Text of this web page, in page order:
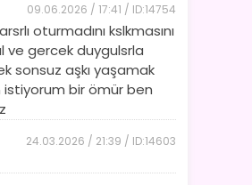
09.06.2026 / 17:41 / ID:14754
oturmadını kslkmasını
ve gercek duygulsrla
sonsuz aşkı yaşamak
bir ömür ben
24.03.2026 / 21:39 / ID:14603